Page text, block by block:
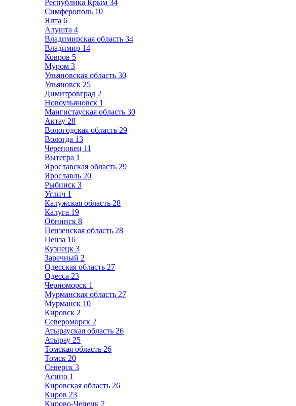
Республика Крым 34
Симферополь 10
Ялта 6
Алушта 4
Владимирская область 34
Владимир 14
Ковров 5
Муром 3
Ульяновская область 30
Ульяновск 25
Димитровград 2
Новоульяновск 1
Мангистауская область 30
Актау 28
Вологодская область 29
Вологда 13
Череповец 11
Вытегра 1
Ярославская область 29
Ярославль 20
Рыбинск 3
Углич 1
Калужская область 28
Калуга 19
Обнинск 8
Пензенская область 28
Пенза 16
Кузнецк 3
Заречный 2
Одесская область 27
Одесса 23
Черноморск 1
Мурманская область 27
Мурманск 10
Кировск 2
Североморск 2
Атырауская область 26
Атырау 25
Томская область 26
Томск 20
Северск 3
Асино 1
Кировская область 26
Киров 23
Кирово-Чепецк 2